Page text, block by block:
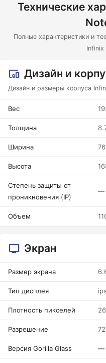
Технические
Полные характеристики и
Infinix
Дизайн и
Дизайн и размеры корпуса
Вес
Толщина
Ширина
Высота
Степень защиты от
проникновения (IP)
—
Объем
Экран
Размер экрана
Тип дисплея ips
Плотность пикселей
Разрешение
Версия Gorilla Glass —